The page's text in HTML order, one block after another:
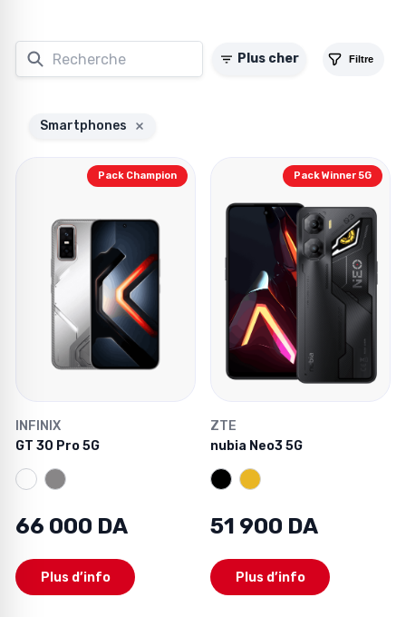
Plus cher Filtre
Smartphones
Pack Champion
INFINIX
GT 30 Pro 5G
66 000 DA
Plus d’info
Pack Winner 5G
ZTE
nubia Neo3 5G
51 900 DA
Plus d’info